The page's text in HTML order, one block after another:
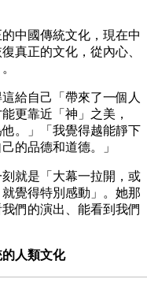
中國傳統文化，現在中
真正的文化，從內心、
給自己「帶來了一個人
更靠近「神」之美，
。」「我覺得越能靜下
的品德和道德。」
就是「大幕一拉開，或
覺得特別感動」。她那
們的演出、能看到我們
人類文化